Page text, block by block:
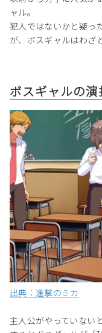
ャル。
犯人ではないかと疑っ
が、ボスギャルはわざ
ボスギャルの
出典：進撃のミカ
主人公がやっていない